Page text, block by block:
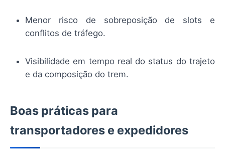
Menor risco de sobreposição de slots e
conflitos de tráfego.
Visibilidade em tempo real do status do trajeto
e da composição do trem.
Boas práticas para
transportadores e expedidores